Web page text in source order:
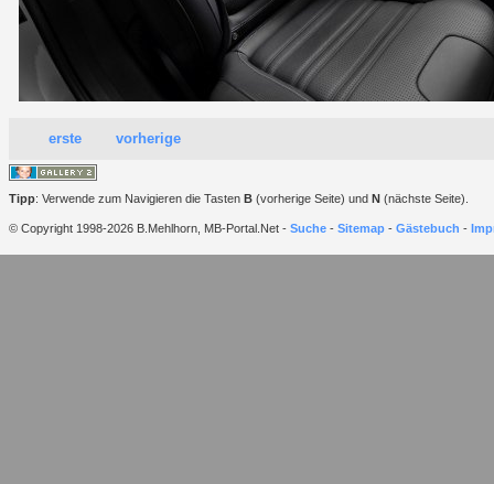
erste vorherige
Tipp: Verwende zum Navigieren die Tasten B (vorherige Seite) und N (nächste Seite).
© Copyright 1998-2026 B.Mehlhorn, MB-Portal.Net - Suche - Sitemap - Gästebuch -